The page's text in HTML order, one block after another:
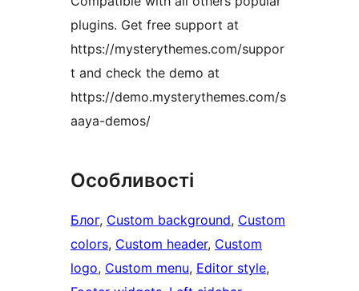
plugins. Get free support at
https://mysterythemes.com/suppor
t and check the demo at
https://demo.mysterythemes.com/s
aaya-demos/
Особливості
Блог, Custom background, Custom
colors, Custom header, Custom
logo, Custom menu, Editor style